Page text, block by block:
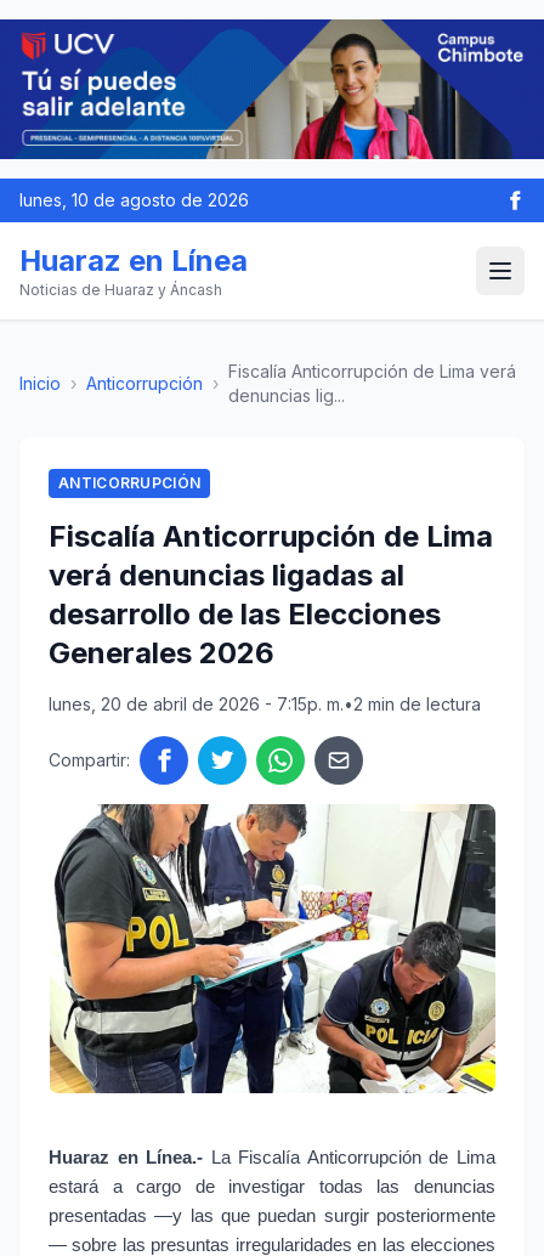
lunes, 10 de agosto de 2026
Huaraz en Línea
Noticias de Huaraz y Áncash
Inicio › Anticorrupción ›
Fiscalía Anticorrupción de Lima verá
denuncias lig...
ANTICORRUPCIÓN
Fiscalía Anticorrupción de Lima
verá denuncias ligadas al
desarrollo de las Elecciones
Generales 2026
lunes, 20 de abril de 2026 - 7:15p. m.•2 min de lectura
Compartir:
Huaraz en Línea.-
La Fiscalía Anticorrupción de Lima
estará a cargo de investigar todas las denuncias
presentadas —y las que puedan surgir posteriormente
— sobre las presuntas irregularidades en las elecciones